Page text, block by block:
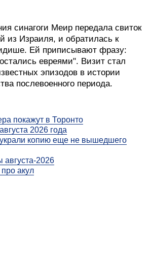
синагоги Меир передала свиток
из Израиля, и обратилась к
Ей приписывают фразу:
евреями". Визит стал
эпизодов в истории
послевоенного периода.
покажут в Торонто
2026 года
копию еще не вышедшего
2026
акул